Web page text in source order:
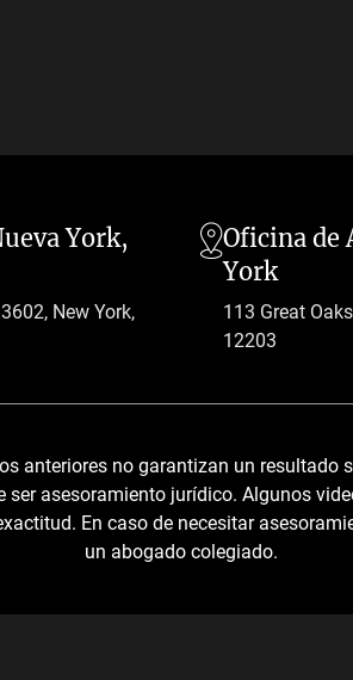
York,
New York,
Oficina de
York
113 Great
12203
anteriores no garantizan un resultado
ser asesoramiento jurídico. Algunos
En caso de necesitar
un abogado colegiado.